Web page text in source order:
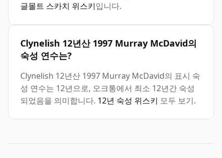
글몰트 스카치 위스키입니다.
Clynelish 12년산 1997 Murray McDavid의
숙성 연수는?
Clynelish 12년산 1997 Murray McDavid의 표시 숙
성 연수는 12년으로, 오크통에서 최소 12년간 숙성
되었음을 의미합니다. 12년 숙성 위스키 모두 보기.